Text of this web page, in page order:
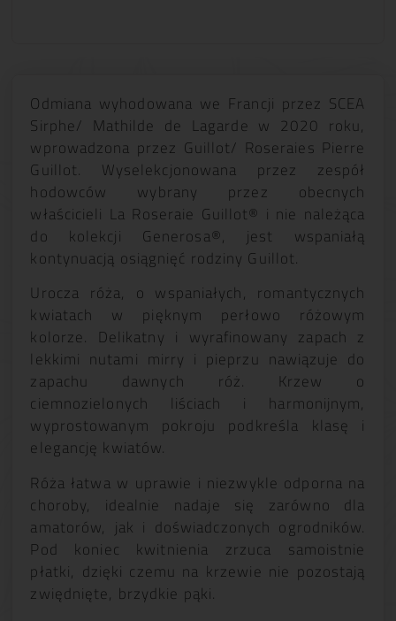
Odmiana wyhodowana we Francji przez SCEA
Sirphe/ Mathilde de Lagarde w 2020 roku,
wprowadzona przez Guillot/ Roseraies Pierre
Guillot. Wyselekcjonowana przez zespół
hodowców wybrany przez obecnych
właścicieli La Roseraie Guillot® i nie należąca
do kolekcji Generosa®, jest wspaniałą
kontynuacją osiągnięć rodziny Guillot.
Urocza róża, o wspaniałych, romantycznych
kwiatach w pięknym perłowo różowym
kolorze. Delikatny i wyrafinowany zapach z
lekkimi nutami mirry i pieprzu nawiązuje do
zapachu dawnych róż. Krzew o
ciemnozielonych liściach i harmonijnym,
wyprostowanym pokroju podkreśla klasę i
elegancję kwiatów.
Róża łatwa w uprawie i niezwykle odporna na
choroby, idealnie nadaje się zarówno dla
amatorów, jak i doświadczonych ogrodników.
Pod koniec kwitnienia zrzuca samoistnie
płatki, dzięki czemu na krzewie nie pozostają
zwiędnięte, brzydkie pąki.